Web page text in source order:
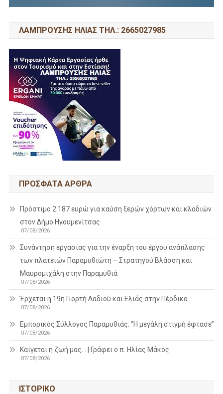
ΛΑΜΠΡΟΥΣΗΣ ΗΛΙΑΣ ΤΗΛ.: 2665027985
ΠΡΌΣΦΑΤΑ ΆΡΘΡΑ
Πρόστιμο 2.187 ευρώ για καύση ξερών χόρτων και κλαδιών
στον Δήμο Ηγουμενίτσας
07/08/2026
Συνάντηση εργασίας για την έναρξη του έργου ανάπλασης
των πλατειών Παραμυθιώτη – Στρατηγού Βλάσση και
Μαυρομιχάλη στην Παραμυθιά
07/08/2026
Έρχεται η 19η Γιορτή Λαδιού και Ελιάς στην Πέρδικα
07/08/2026
Εμπορικός Σύλλογος Παραμυθιάς: “Η μεγάλη στιγμή έφτασε”
07/08/2026
Καίγεται η ζωή μας… | Γράφει ο π. Ηλίας Μάκος
07/08/2026
ΙΣΤΟΡΙΚΌ